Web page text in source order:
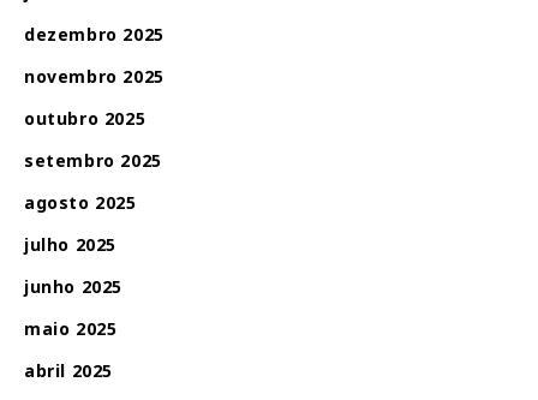
dezembro 2025
novembro 2025
outubro 2025
setembro 2025
agosto 2025
julho 2025
junho 2025
maio 2025
abril 2025